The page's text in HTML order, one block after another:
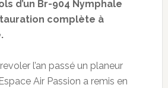
d’un Br-904 Nymphale
complète à
l’an passé un planeur
Air Passion a remis en